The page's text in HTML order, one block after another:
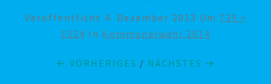
Veröffentlicht 4. Dezember 2013 Um 739 ×
1024 In Kommunalwahl 2014
← VORHERIGES / NÄCHSTES →